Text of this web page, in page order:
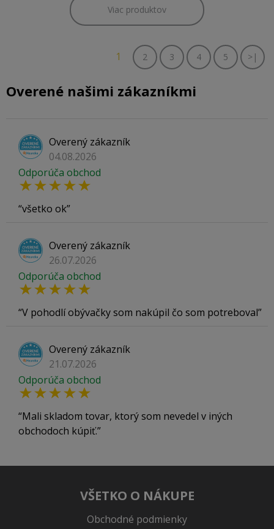
Viac produktov
1 2 3 4 5 >|
Overené našimi zákazníkmi
Overený zákazník
04.08.2026
Odporúča obchod
všetko ok
Overený zákazník
26.07.2026
Odporúča obchod
V pohodlí obývačky som nakúpil čo som potreboval
Overený zákazník
21.07.2026
Odporúča obchod
Mali skladom tovar, ktorý som nevedel v iných
obchodoch kúpiť.
VŠETKO O NÁKUPE
Obchodné podmienky